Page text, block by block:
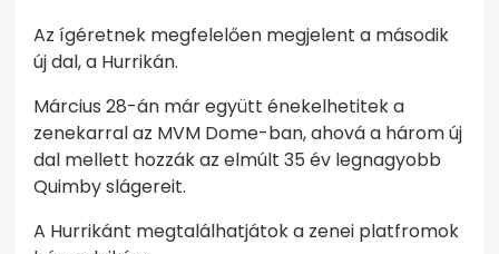
Az ígéretnek megfelelően megjelent a második
új dal, a Hurrikán.
Március 28-án már együtt énekelhetitek a
zenekarral az MVM Dome-ban, ahová a három új
dal mellett hozzák az elmúlt 35 év legnagyobb
Quimby slágereit.
A Hurrikánt megtalálhatjátok a zenei platfromok